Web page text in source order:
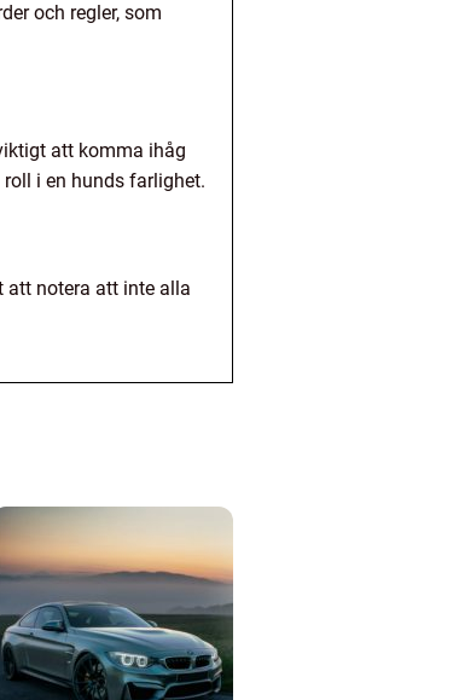
och regler, som
att komma ihåg
i en hunds farlighet.
att notera att inte alla